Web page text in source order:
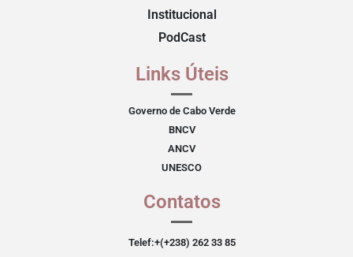
Institucional
PodCast
Links Úteis
Governo de Cabo Verde
BNCV
ANCV
UNESCO
Contatos
Telef:+(+238) 262 33 85